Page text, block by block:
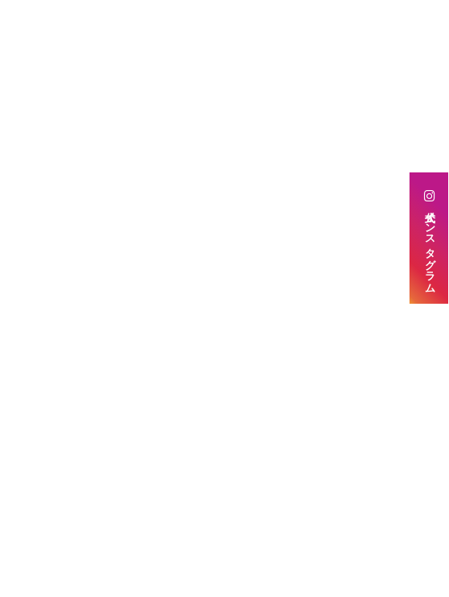
公式インスタグラム